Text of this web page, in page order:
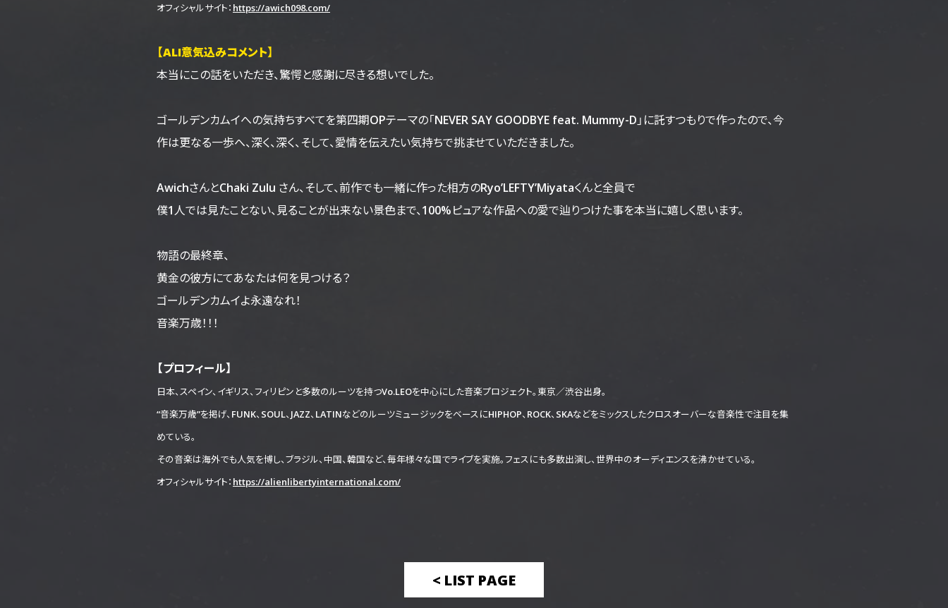
オフィシャルサイト： https://awich098.com/
【ALI意気込みコメント】
本当にこの話をいただき、驚愕と感謝に尽きる想いでした。
ゴールデンカムイへの気持ちすべてを第四期OPテーマの「NEVER SAY GOODBYE feat. Mummy-D」に託すつもりで作ったので、今
作は更なる一歩へ、深く、深く、そして、愛情を伝えたい気持ちで挑ませていただきました。
AwichさんとChaki Zulu さん、そして、前作でも一緒に作った相方のRyo’LEFTY’Miyataくんと全員で
僕1人では見たことない、見ることが出来ない景色まで、100%ピュアな作品への愛で辿りつけた事を本当に嬉しく思います。
物語の最終章、
黄金の彼方にてあなたは何を見つける？
ゴールデンカムイよ永遠なれ！
音楽万歳！！！
【プロフィール】
日本、スペイン、イギリス、フィリピンと多数のルーツを持つVo.LEOを中心にした音楽プロジェクト。東京／渋谷出身。
“音楽万歳”を掲げ、FUNK、SOUL、JAZZ、LATINなどのルーツミュージックをベースにHIPHOP、ROCK、SKAなどをミックスしたクロスオーバーな音楽性で注目を集
めている。
その音楽は海外でも人気を博し、ブラジル、中国、韓国など、毎年様々な国でライブを実施。フェスにも多数出演し、世界中のオーディエンスを沸かせている。
オフィシャルサイト： https://alienlibertyinternational.com/
< LIST PAGE